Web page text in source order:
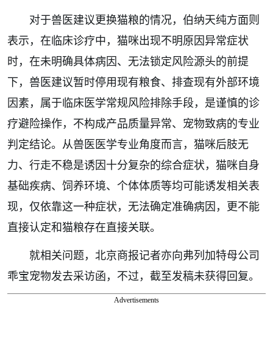
对于兽医建议更换猫粮的情况，伯纳天纯方面则
表示，在临床诊疗中，猫咪出现不明原因异常症状
时，在未明确具体病因、无法锁定风险源头的前提
下，兽医建议暂时停用现有粮食、排查现有外部环境
因素，属于临床医学常规风险排除手段，是谨慎的诊
疗避险操作，不构成产品质量异常、宠物致病的专业
判定结论。从兽医医学专业角度而言，猫咪后肢无
力、行走不稳是诱因十分复杂的综合症状，猫咪自身
基础疾病、饲养环境、个体体质等均可能诱发相关表
现，仅依靠这一种症状，无法确定准确病因，更不能
直接认定和猫粮存在直接关联。
就相关问题，北京商报记者亦向弗列加特母公司
乖宝宠物发去采访函，不过，截至发稿未获得回复。
Advertisements